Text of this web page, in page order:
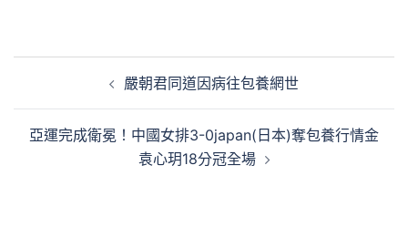
覽
嚴朝君同道因病往包養網世
亞運完成衛冕！中國女排3-0japan(日本)奪包養行情金
袁心玥18分冠全場